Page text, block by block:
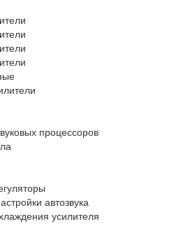
процессоров
автозвука
усилителя